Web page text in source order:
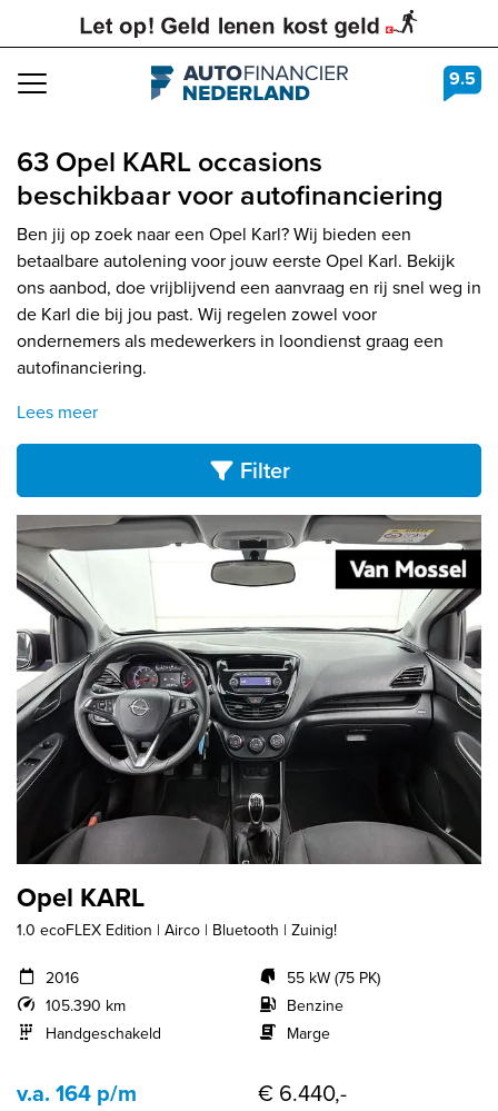
Navigation 9.5
63 Opel KARL occasions
beschikbaar voor autofinanciering
Ben jij op zoek naar een Opel Karl? Wij bieden een
betaalbare autolening voor jouw eerste Opel Karl. Bekijk
ons aanbod, doe vrijblijvend een aanvraag en rij snel weg in
de Karl die bij jou past. Wij regelen zowel voor
ondernemers als medewerkers in loondienst graag een
autofinanciering.
Lees meer
Filter
Opel KARL
1.0 ecoFLEX Edition | Airco | Bluetooth | Zuinig!
2016
105.390 km
Handgeschakeld
55 kW (75 PK)
Benzine
Marge
v.a. 164 p/m € 6.440,-